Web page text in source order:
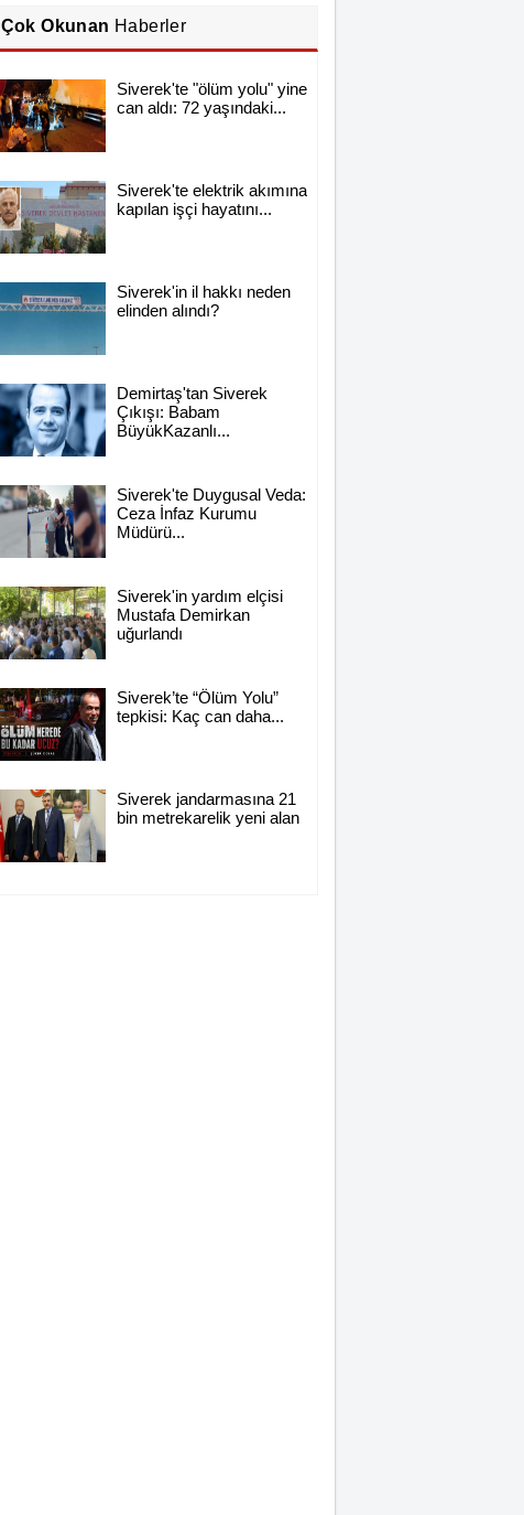
Çok Okunan Haberler
Siverek'te "ölüm yolu" yine
can aldı: 72 yaşındaki...
Siverek'te elektrik akımına
kapılan işçi hayatını...
Siverek'in il hakkı neden
elinden alındı?
Demirtaş'tan Siverek
Çıkışı: Babam
BüyükKazanlı...
Siverek'te Duygusal Veda:
Ceza İnfaz Kurumu
Müdürü...
Siverek'in yardım elçisi
Mustafa Demirkan
uğurlandı
Siverek’te “Ölüm Yolu”
tepkisi: Kaç can daha...
Siverek jandarmasına 21
bin metrekarelik yeni alan